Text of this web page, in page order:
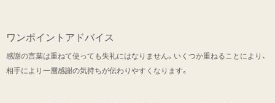
ワンポイントアドバイス
感謝の言葉は重ねて使っても失礼にはなりません。いくつか重ねることにより、
相手により一層感謝の気持ちが伝わりやすくなります。